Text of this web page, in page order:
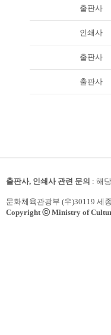
출판사
인쇄사
출판사
출판사
출판사, 인쇄사 관련 문의 : 해
문화체육관광부 (우)30119 세
Copyright ⓒ Ministry of